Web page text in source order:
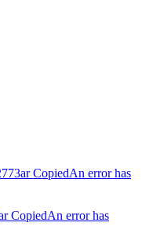
CopiedAn error has
CopiedAn error has